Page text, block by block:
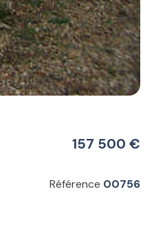
157 500 €
Référence 00756